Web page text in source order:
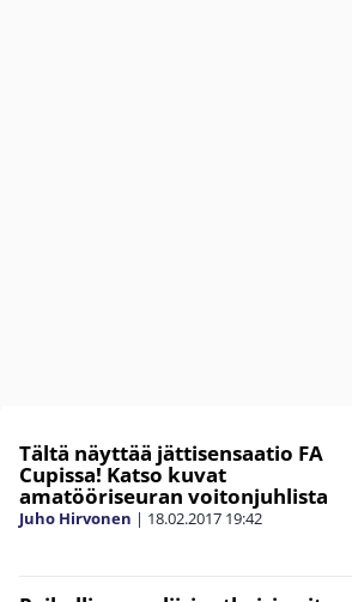
Tältä näyttää jättisensaatio FA
Cupissa! Katso kuvat
amatööriseuran voitonjuhlista
Juho Hirvonen | 18.02.2017 19:42